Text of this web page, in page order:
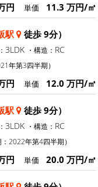
円 単価 11.3 万円/㎡
駅 徒歩 9分）
3LDK ・構造： RC
年第3四半期）
円 単価 12.0 万円/㎡
駅 徒歩 9分）
3LDK ・構造： RC
：2022年第4四半期）
円 単価 20.0 万円/㎡